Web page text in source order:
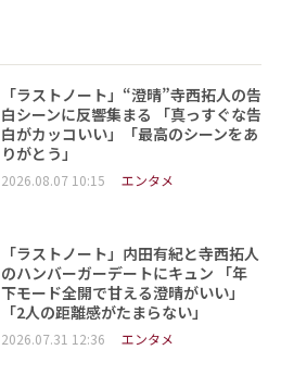
「ラストノート」“澄晴”寺西拓人の告
白シーンに反響集まる 「真っすぐな告
白がカッコいい」「最高のシーンをあ
りがとう」
2026.08.07 10:15 エンタメ
「ラストノート」内田有紀と寺西拓人
のハンバーガーデートにキュン 「年
下モード全開で甘える澄晴がいい」
「2人の距離感がたまらない」
2026.07.31 12:36 エンタメ